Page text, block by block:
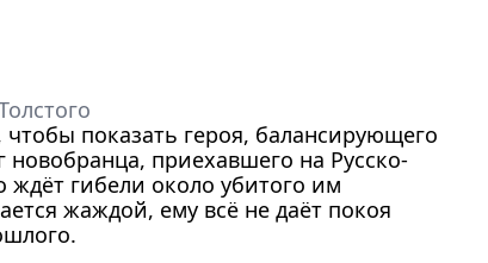
показать героя, балансирующего
приехавшего на Русско-
ждёт гибели около убитого им
жаждой, ему всё не даёт покоя